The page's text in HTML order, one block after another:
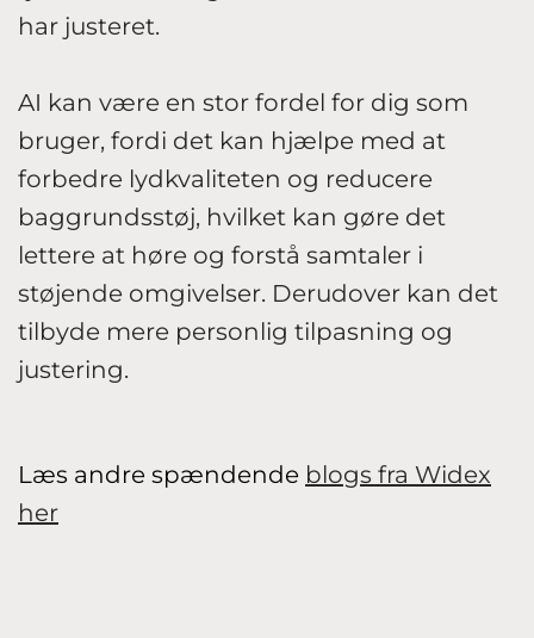
har justeret.
AI kan være en stor fordel for dig som
bruger, fordi det kan hjælpe med at
forbedre lydkvaliteten og reducere
baggrundsstøj, hvilket kan gøre det
lettere at høre og forstå samtaler i
støjende omgivelser. Derudover kan det
tilbyde mere personlig tilpasning og
justering.
Læs andre spændende blogs fra Widex
her